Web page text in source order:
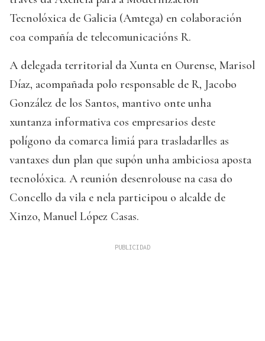
Tecnolóxica de Galicia (Amtega) en colaboración
coa compañía de telecomunicacións R.
A delegada territorial da Xunta en Ourense, Marisol
Díaz, acompañada polo responsable de R, Jacobo
González de los Santos, mantivo onte unha
xuntanza informativa cos empresarios deste
polígono da comarca limiá para trasladarlles as
vantaxes dun plan que supón unha ambiciosa aposta
tecnolóxica. A reunión desenrolouse na casa do
Concello da vila e nela participou o alcalde de
Xinzo, Manuel López Casas.